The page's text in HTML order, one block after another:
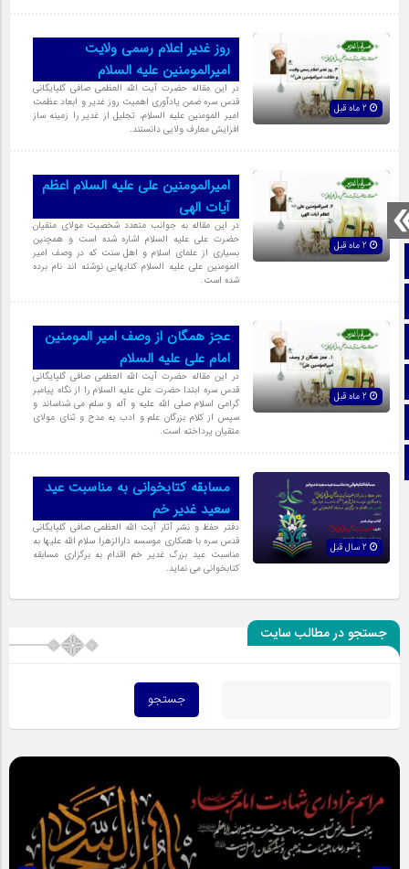
صفحه نخست
آپارات
روز غدیر اعلام رسمی ولایت
امیرالمومنین علیه السلام
در این مقاله حضرت آیت الله العظمی صافی گلپایگانی
قدس سره ضمن یادآوری اهمیت روز غدیر و ابعاد عظمت
امیر المومنین علیه السلام، تجلیل از غدیر را زمینه ساز
افزایش معارف ولایی دانستند.
امیرالمومنین علی علیه السلام اعظم
آیات الهی
در این مقاله به جوانب متعدد شخصیت مولای متقیان
حضرت علی علیه السلام اشاره شده است و همچنین
بسیاری از علمای اسلام و اهل سنت که در وصف امیر
المومنین علی علیه السلام کتابهایی نوشته اند نام برده
شده است.
عجز همگان از وصف امیر المومنین
امام علی علیه السلام
در این مقاله حضرت آیت الله العظمی صافی گلپایگانی
قدس سره ابتدا حضرت علی علیه السلام را از نگاه پیامبر
گرامی اسلام صلی الله علیه و آله و سلم می شناساند و
سپس از کلام بزرگان علم و ادب به مدح و ثنای مولای
متقیان پرداخته است.
مسابقه کتابخوانی به مناسبت عید
سعید غدیر خم
دفتر حفظ و نشر آثار آیت الله العظمی صافی گلپایگانی
قدس سره با همکاری موسسه دارالزهرا سلام الله علیها به
مناسبت عید بزرگ غدیر خم اقدام به برگزاری مسابقه
کتابخوانی می نماید.
جستجو در مطالب سایت